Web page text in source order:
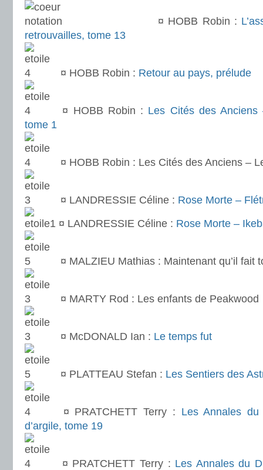
¤ HOBB Robin :
retrouvailles, tome 13
¤ HOBB Robin : Retour au pays, prélude
¤ HOBB Robin : Les Cités des
tome 1
¤ HOBB Robin : Les Cités des Anciens –
¤ LANDRESSIE Céline : Rose Morte –
¤ LANDRESSIE Céline : Rose Morte –
¤ MALZIEU Mathias : Maintenant qu’il fait
¤ MARTY Rod : Les enfants de Peakwood
¤ McDONALD Ian : Le temps fut
¤ PLATTEAU Stefan : Les Sentiers des
¤ PRATCHETT Terry : Les Annales
d’argile, tome 19
¤ PRATCHETT Terry : Les Annales du